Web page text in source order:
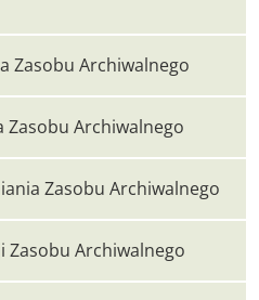
Zasobu Archiwalnego
Zasobu Archiwalnego
Zasobu Archiwalnego
Zasobu Archiwalnego